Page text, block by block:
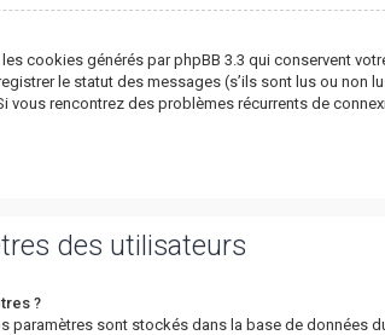
cookies générés par phpBB 3.3 qui conservent
le statut des messages (s’ils sont lus ou non
vous rencontrez des problèmes récurrents de
des utilisateurs
?
paramètres sont stockés dans la base de données